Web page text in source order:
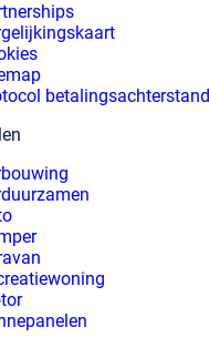
betalingsachterstand